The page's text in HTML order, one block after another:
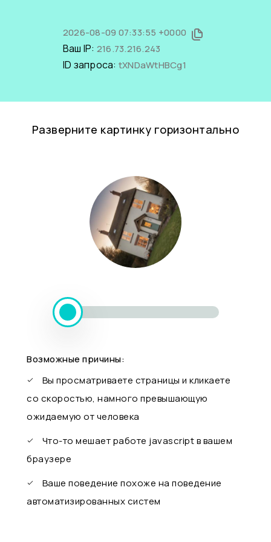
2026-08-09 07:33:55 +0000
Ваш IP: 216.73.216.243
ID запроса: tXNDaWtHBCg1
Разверните картинку горизонтально
Возможные причины:
Вы просматриваете страницы и кликаете
со скоростью, намного превышающую
ожидаемую от человека
Что-то мешает работе javascript в вашем
браузере
Ваше поведение похоже на поведение
автоматизированных систем